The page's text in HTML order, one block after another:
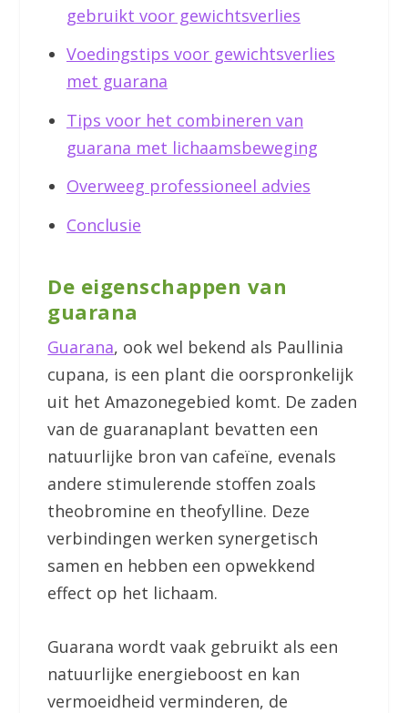
gebruikt voor gewichtsverlies
Voedingstips voor gewichtsverlies
met guarana
Tips voor het combineren van
guarana met lichaamsbeweging
Overweeg professioneel advies
Conclusie
De eigenschappen van
guarana
Guarana, ook wel bekend als Paullinia
cupana, is een plant die oorspronkelijk
uit het Amazonegebied komt. De zaden
van de guaranaplant bevatten een
natuurlijke bron van cafeïne, evenals
andere stimulerende stoffen zoals
theobromine en theofylline. Deze
verbindingen werken synergetisch
samen en hebben een opwekkend
effect op het lichaam.
Guarana wordt vaak gebruikt als een
natuurlijke energieboost en kan
vermoeidheid verminderen, de